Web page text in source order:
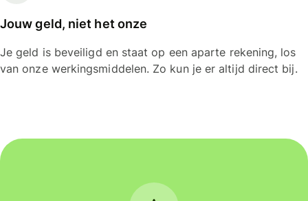
Jouw geld, niet het onze
Je geld is beveiligd en staat op een aparte rekening, los
van onze werkingsmiddelen. Zo kun je er altijd direct bij.